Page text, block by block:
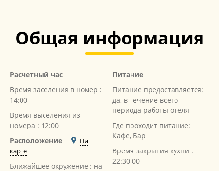
Общая информация
Расчетный час
Время заселения в номер :
14:00
Время выселения из
номера : 12:00
Расположение
На
карте
Ближайшее окружение : на
Питание
Питание предоставляется:
да, в течение всего
периода работы отеля
Где проходит питание:
Кафе, Бар
Время закрытия кухни :
22:30:00